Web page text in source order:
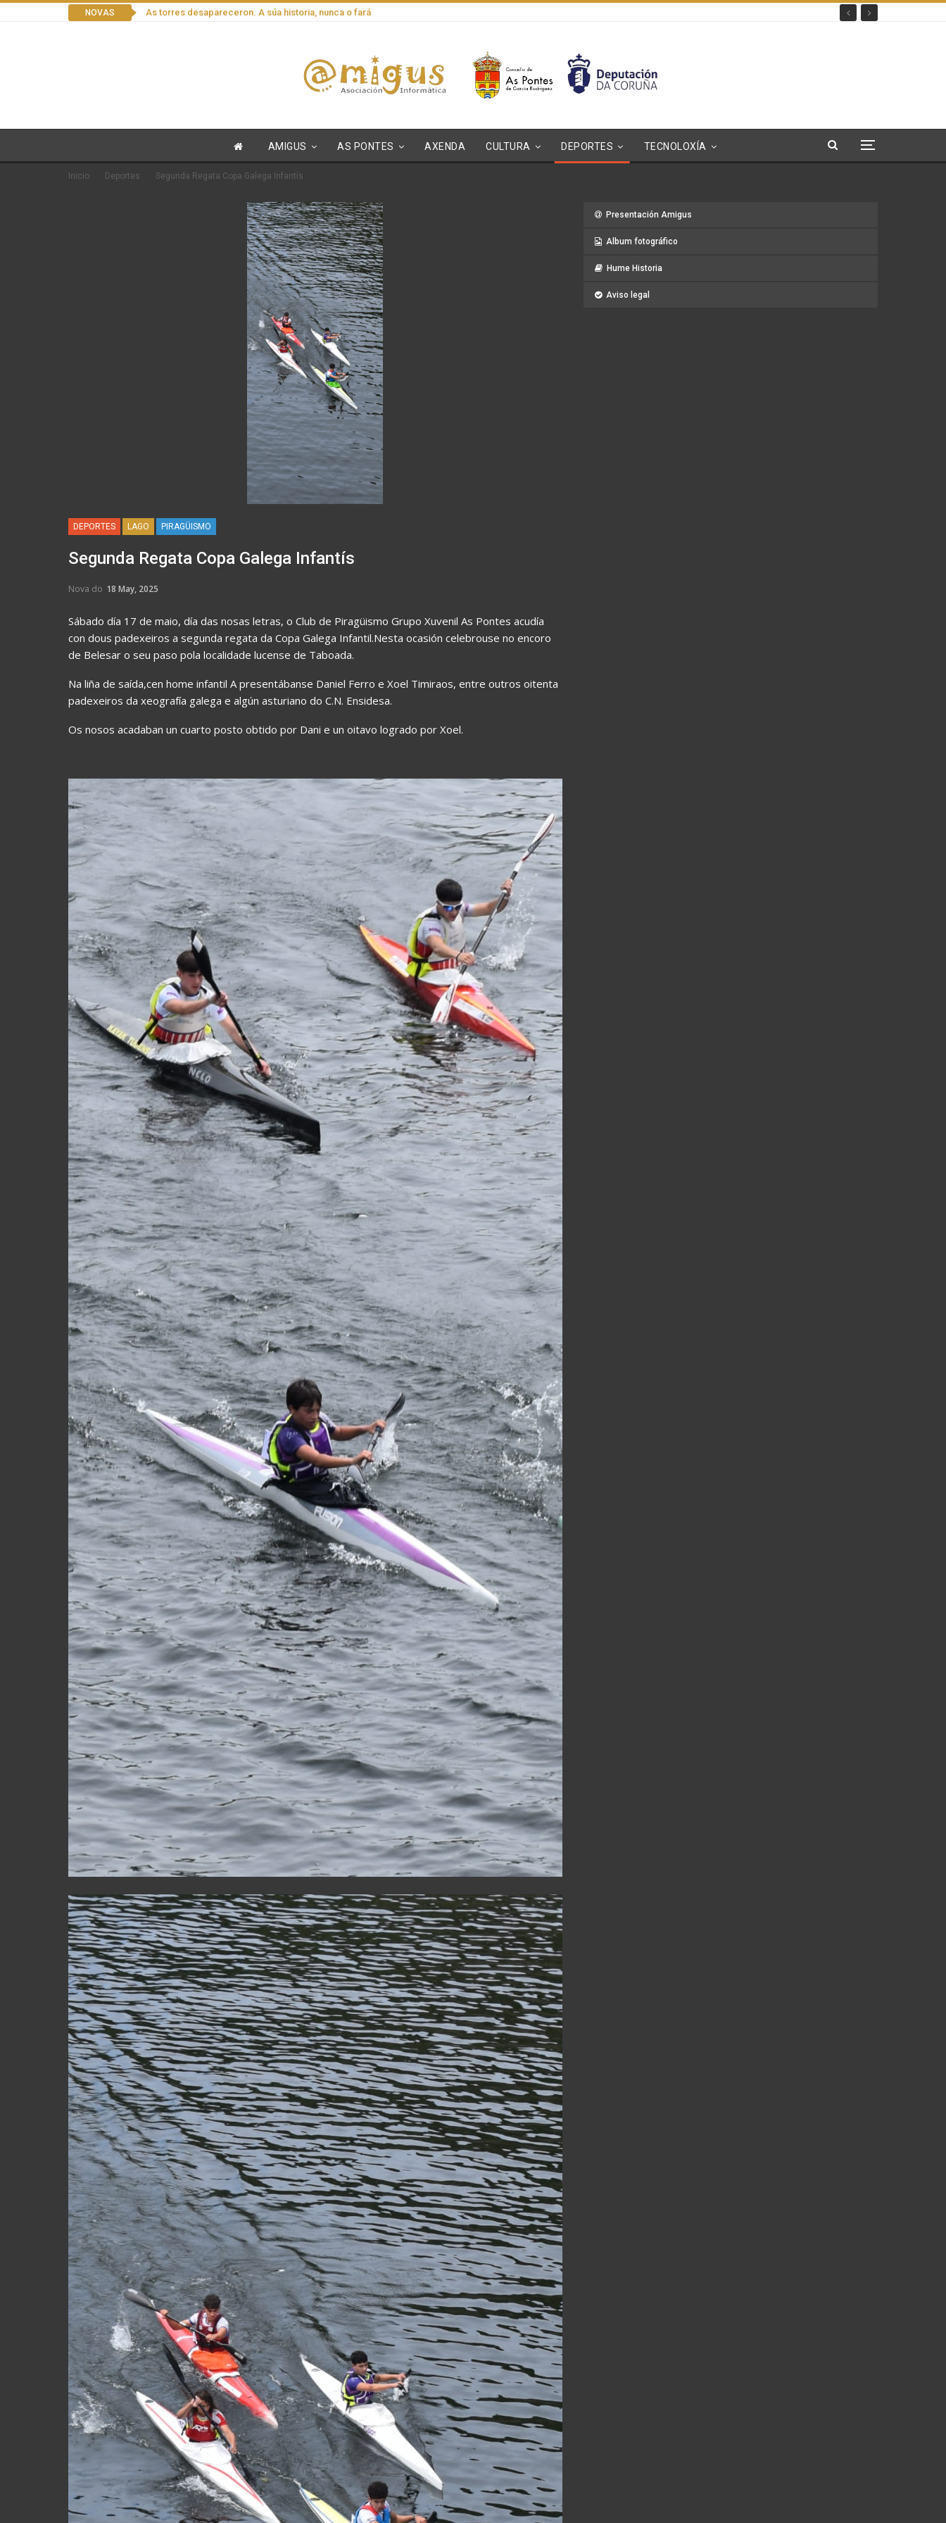
NOVAS As torres desapareceron. A súa historia, nunca o fará
AMIGUS AS PONTES AXENDA CULTURA DEPORTES TECNOLOXÍA
Inicio Deportes Segunda Regata Copa Galega Infantís
DEPORTES LAGO PIRAGÜISMO
Segunda Regata Copa Galega Infantís
Nova do 18 May, 2025
Sábado día 17 de maio, día das nosas letras, o Club de Piragüismo Grupo Xuvenil As Pontes acudía
con dous padexeiros a segunda regata da Copa Galega Infantil.Nesta ocasión celebrouse no encoro
de Belesar o seu paso pola localidade lucense de Taboada.
Na liña de saída,cen home infantil A presentábanse Daniel Ferro e Xoel Timiraos, entre outros oitenta
padexeiros da xeografía galega e algún asturiano do C.N. Ensidesa.
Os nosos acadaban un cuarto posto obtido por Dani e un oitavo logrado por Xoel.
Presentación Amigus
Album fotográfico
Hume Historia
Aviso legal